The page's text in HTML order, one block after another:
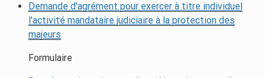
Demande d'agrément pour exercer à titre individuel
l'activité mandataire judiciaire à la protection des
majeurs
Formulaire